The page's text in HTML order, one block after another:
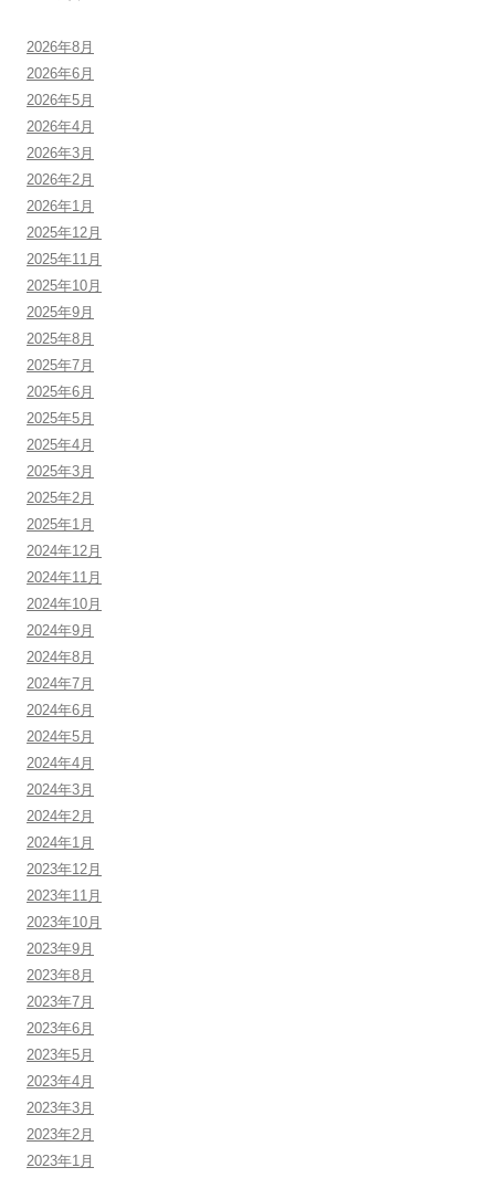
2026年8月
2026年6月
2026年5月
2026年4月
2026年3月
2026年2月
2026年1月
2025年12月
2025年11月
2025年10月
2025年9月
2025年8月
2025年7月
2025年6月
2025年5月
2025年4月
2025年3月
2025年2月
2025年1月
2024年12月
2024年11月
2024年10月
2024年9月
2024年8月
2024年7月
2024年6月
2024年5月
2024年4月
2024年3月
2024年2月
2024年1月
2023年12月
2023年11月
2023年10月
2023年9月
2023年8月
2023年7月
2023年6月
2023年5月
2023年4月
2023年3月
2023年2月
2023年1月